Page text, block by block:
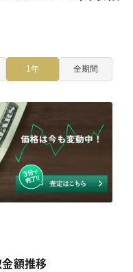
1年 全期間
額推移